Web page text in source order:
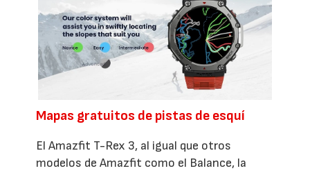
Mapas gratuitos de pistas de esquí
El Amazfit T-Rex 3, al igual que otros
modelos de Amazfit como el Balance, la